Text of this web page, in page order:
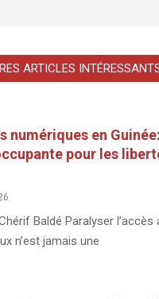
ARTICLES
numériques en
pour les
Baldé Paralyser l’accès
n’est jamais une